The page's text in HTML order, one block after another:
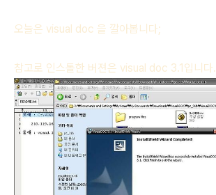
오늘은 visual doc 을 깔아봅니다;
참고로 인스톨한 버젼은 visual doc 3.1입니다.